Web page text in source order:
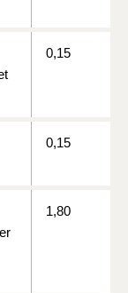
0,15
0,15
1,80